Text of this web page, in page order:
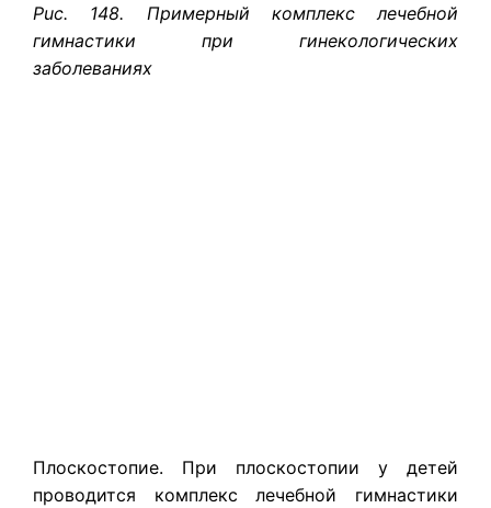
Puc. 148. Примерный комплекс лечебной
гимнастики при гинекологических
заболеваниях
Плоскостопие. При плоскостопии у детей
проводится комплекс лечебной гимнастики